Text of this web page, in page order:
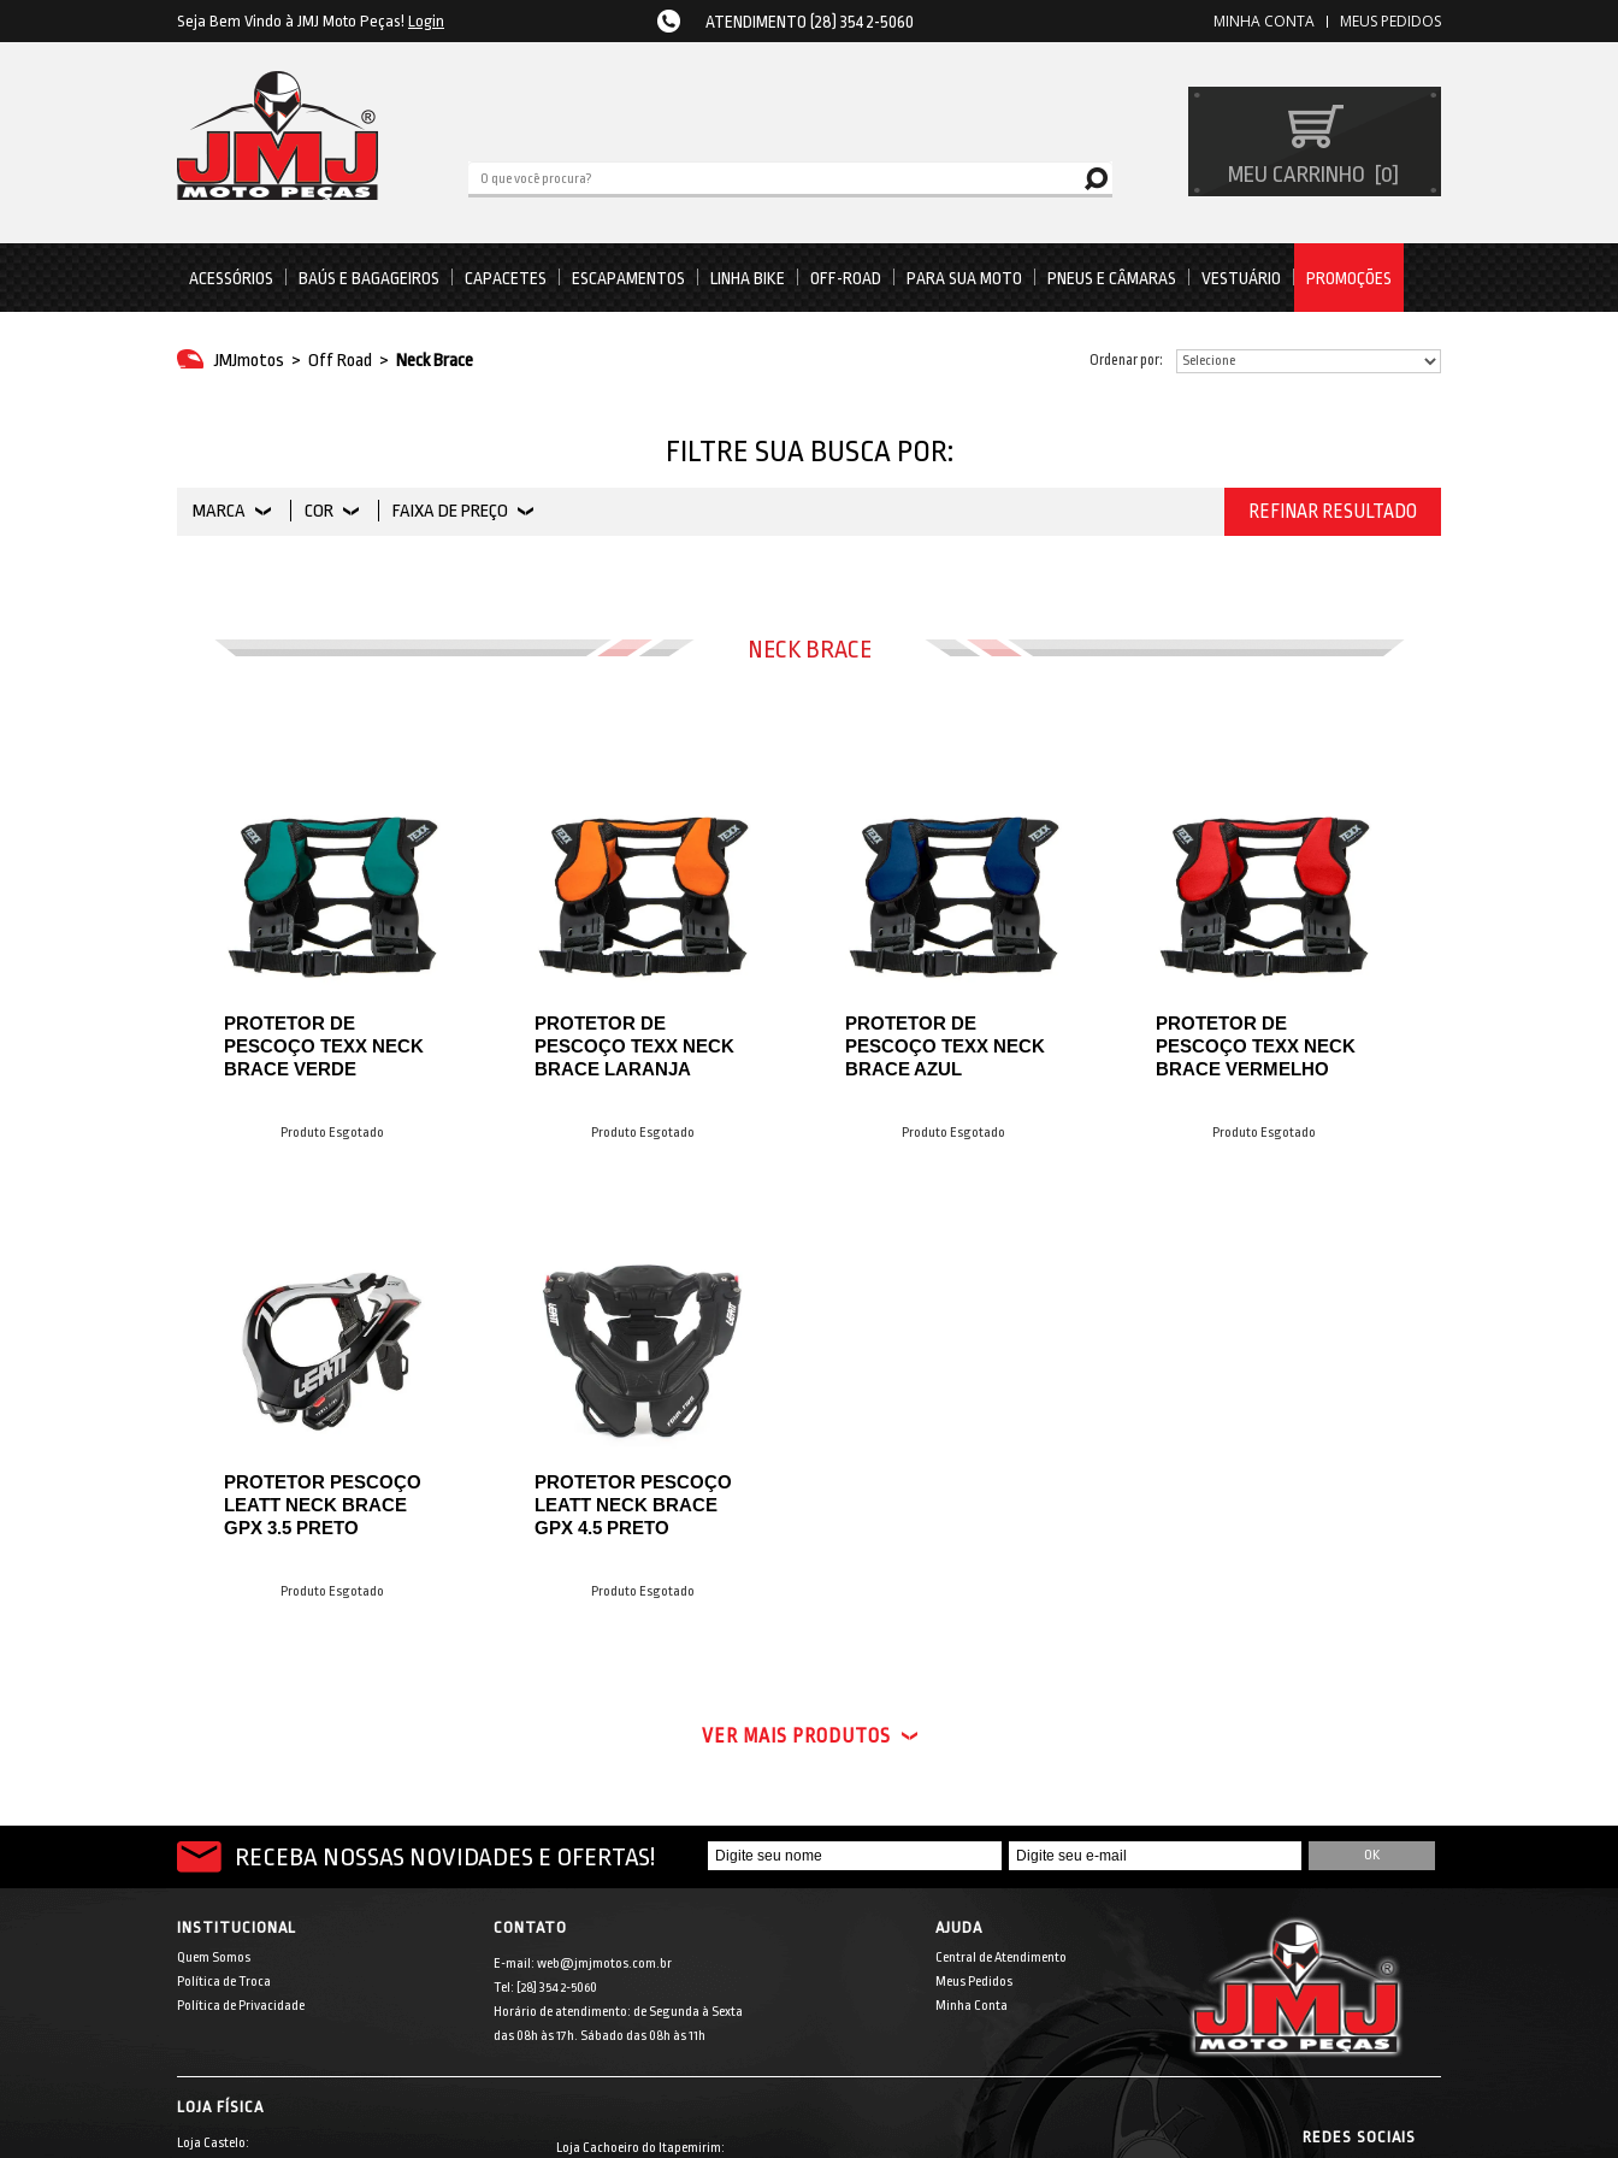
Seja Bem Vindo à JMJ Moto Peças! Login ATENDIMENTO (28) 3542-5060 MEUS PEDIDOS
MINHA CONTA
MEU CARRINHO 0
ACESSÓRIOS BAÚS E BAGAGEIROS CAPACETES ESCAPAMENTOS LINHA BIKE OFF-ROAD PARA SUA MOTO PNEUS E CÂMARAS VESTUÁRIO PROMOÇÕES
JMJmotos > Off Road > Neck Brace
FILTRE SUA BUSCA POR:
REFINAR RESULTADO
MARCA COR FAIXA DE PREÇO
NECK BRACE
Ordenar por:
PROTETOR DE
PESCOÇO TEXX NECK
BRACE VERDE
Produto Esgotado
PROTETOR DE
PESCOÇO TEXX NECK
BRACE LARANJA
Produto Esgotado
PROTETOR DE
PESCOÇO TEXX NECK
BRACE AZUL
Produto Esgotado
PROTETOR DE
PESCOÇO TEXX NECK
BRACE VERMELHO
Produto Esgotado
PROTETOR PESCOÇO
LEATT NECK BRACE
GPX 3.5 PRETO
Produto Esgotado
PROTETOR PESCOÇO
LEATT NECK BRACE
GPX 4.5 PRETO
Produto Esgotado
VER MAIS PRODUTOS
RECEBA NOSSAS NOVIDADES E OFERTAS!
INSTITUCIONAL
Quem Somos
Política de Troca
Política de Privacidade
CONTATO
E-mail: web@jmjmotos.com.br
Tel: [28] 3542-5060
Horário de atendimento: de Segunda à Sexta
das 08h às 17h. Sábado das 08h às 11h
AJUDA
Central de Atendimento
Meus Pedidos
Minha Conta
LOJA FÍSICA
Loja Castelo: Loja Cachoeiro do Itapemirim:
REDES SOCIAIS